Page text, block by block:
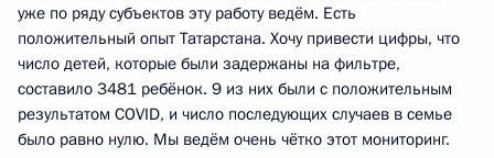
уже по ряду субъектов эту работу ведём. Есть
положительный опыт Татарстана. Хочу привести цифры, что
число детей, которые были задержаны на фильтре,
составило 3481 ребёнок. 9 из них были с положительным
результатом COVID, и число последующих случаев в семье
было равно нулю. Мы ведём очень чётко этот мониторинг.